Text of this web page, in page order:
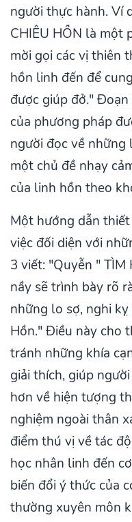
người thực hành. Ví
CHIÊU HỒN là một
mời gọi các vị thiên
hồn linh đến để
được giúp đở."
của phương pháp
người đọc về những
một chủ đề nhạy
của linh hồn theo
Một hướng dẫn
việc đối diện với
3 viết: "Quyễn " TÌM
nầy sẽ trình bày rõ
những lo sợ, nghi
Hồn." Điều này cho
tránh những khía
giải thích, giúp
hơn về hiện tượng
nghiệm ngoài thân
điểm thú vị về tác
học nhân linh đến
biến đổi ý thức của
thường xuyên môn